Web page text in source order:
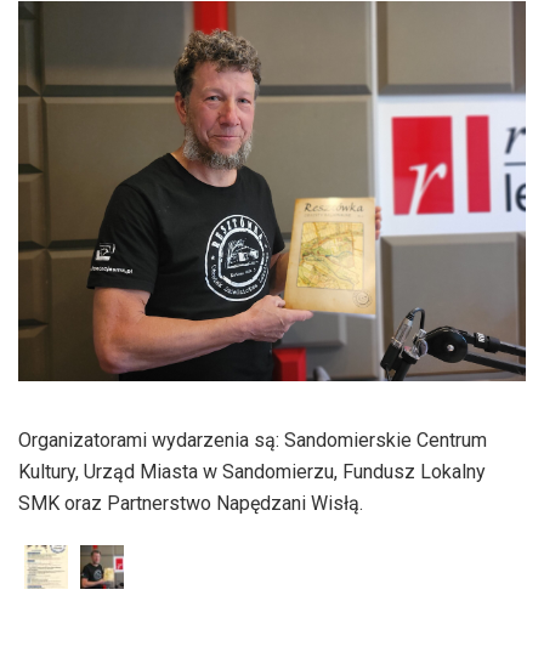
dźwiękowych
Organizatorami wydarzenia są: Sandomierskie Centrum
Kultury, Urząd Miasta w Sandomierzu, Fundusz Lokalny
SMK oraz Partnerstwo Napędzani Wisłą.